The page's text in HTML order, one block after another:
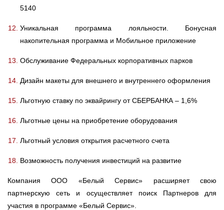
5140
Уникальная программа лояльности. Бонусная
накопительная программа и Мобильное приложение
Обслуживание Федеральных корпоративных парков
Дизайн макеты для внешнего и внутреннего оформления
Льготную ставку по эквайрингу от СБЕРБАНКА – 1,6%
Льготные цены на приобретение оборудования
Льготный условия открытия расчетного счета
Возможность получения инвестиций на развитие
Компания ООО «Белый Сервис» расширяет свою
партнерскую сеть и осуществляет поиск Партнеров для
участия в программе «Белый Сервис».